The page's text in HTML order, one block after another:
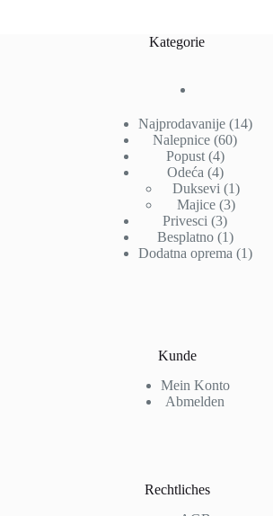
Kategorie
Najprodavanije 1414
Nalepnice 6060
Popust 44
Produkte
Odeća 44
Produkte
Duksevi 11
Produkt
Majice 33
Privesci 33
Produkte
Besplatno 11
Produkt
Dodatna oprema 11
Kunde
Mein Konto
Abmelden
Rechtliches